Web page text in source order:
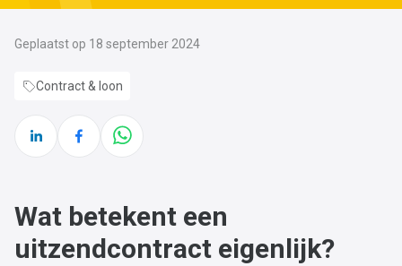
Geplaatst op 18 september 2024
Contract & loon
Wat betekent een
uitzendcontract eigenlijk?